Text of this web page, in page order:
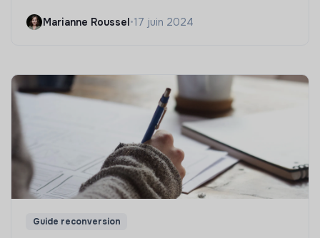
Marianne Roussel•17 juin 2024
Guide reconversion